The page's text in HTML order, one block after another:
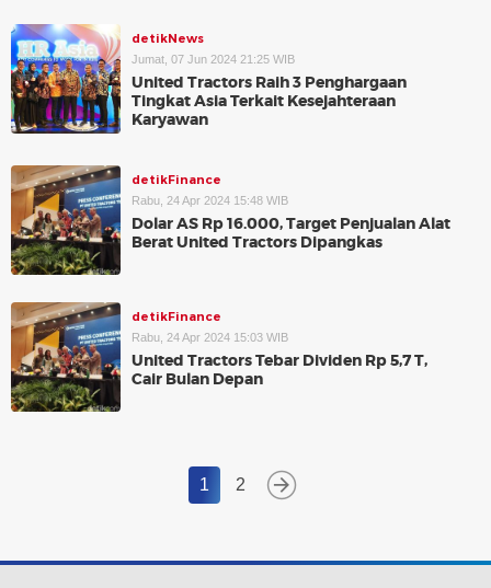
detikNews
Jumat, 07 Jun 2024 21:25 WIB
United Tractors Raih 3 Penghargaan
Tingkat Asia Terkait Kesejahteraan
Karyawan
detikFinance
Rabu, 24 Apr 2024 15:48 WIB
Dolar AS Rp 16.000, Target Penjualan Alat
Berat United Tractors Dipangkas
detikFinance
Rabu, 24 Apr 2024 15:03 WIB
United Tractors Tebar Dividen Rp 5,7 T,
Cair Bulan Depan
1 2